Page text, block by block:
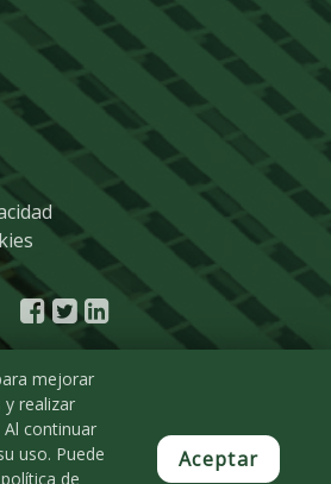
| Plaza de Castilla, 3 - 15º
| Tel. 91 323 18 88 |ra@ra-
mejorar
realizar
continuar
uso. Puede
de
Aceptar